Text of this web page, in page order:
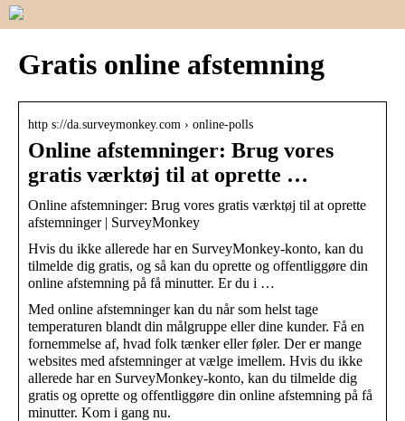
Gratis online afstemning
http s://da.surveymonkey.com › online-polls
Online afstemninger: Brug vores
gratis værktøj til at oprette …
Online afstemninger: Brug vores gratis værktøj til at oprette
afstemninger | SurveyMonkey
Hvis du ikke allerede har en SurveyMonkey-konto, kan du
tilmelde dig gratis, og så kan du oprette og offentliggøre din
online afstemning på få minutter. Er du i …
Med online afstemninger kan du når som helst tage
temperaturen blandt din målgruppe eller dine kunder. Få en
fornemmelse af, hvad folk tænker eller føler. Der er mange
websites med afstemninger at vælge imellem. Hvis du ikke
allerede har en SurveyMonkey-konto, kan du tilmelde dig
gratis og oprette og offentliggøre din online afstemning på få
minutter. Kom i gang nu.